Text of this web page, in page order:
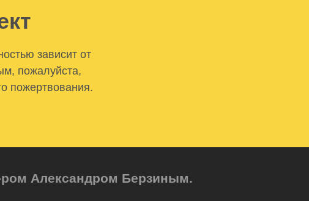
зависит от
пожалуйста,
пожертвования.
ром Александром Берзиным.